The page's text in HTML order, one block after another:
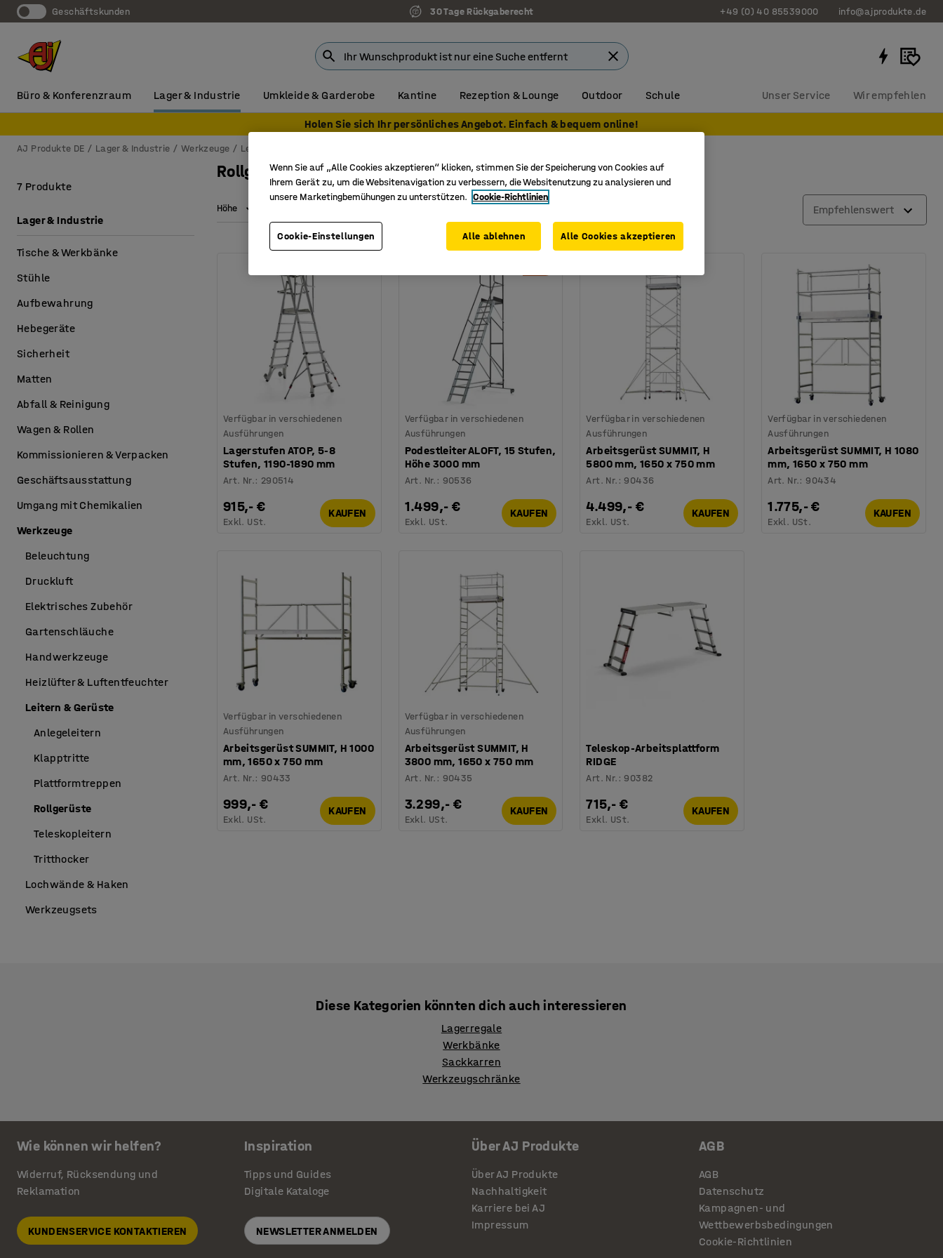
Geschäftskunden 30 Tage Rückgaberecht +49 (0) 40 85539000 info@ajprodukte.de
Büro & Konferenzraum Lager & Industrie Umkleide & Garderobe Kantine Rezeption & Lounge Outdoor Schule Unser Service Wir empfehlen
Holen Sie sich Ihr persönliches Angebot. Einfach & bequem online!
AJ Produkte DE Lager & Industrie Werkzeuge Leitern & Gerüste
Rollgerüste
Höhe Material Empfehlenswert
Verfügbar in verschiedenen
Ausführungen
Lagerstufen ATOP, 5-8
Stufen, 1190-1890 mm
Art. Nr.: 290514
915,- €
Exkl. USt.
KAUFEN
Verfügbar in verschiedenen
Ausführungen
Podestleiter ALOFT, 15 Stufen,
Höhe 3000 mm
Art. Nr. : 90536
1.499,- €
Exkl. USt.
KAUFEN
Verfügbar in verschiedenen
Ausführungen
Arbeitsgerüst SUMMIT, H
5800 mm, 1650 x 750 mm
Art. Nr. : 90436
4.499,- €
Exkl. USt.
KAUFEN
Verfügbar in verschiedenen
Ausführungen
Arbeitsgerüst SUMMIT, H 1080
mm, 1650 x 750 mm
Art. Nr.: 90434
1.775,- €
Exkl. USt.
KAUFEN
Verfügbar in verschiedenen
Ausführungen
Arbeitsgerüst SUMMIT, H 1000
mm, 1650 x 750 mm
Art. Nr.: 90433
999,- €
Exkl. USt.
KAUFEN
Verfügbar in verschiedenen
Ausführungen
Arbeitsgerüst SUMMIT, H
3800 mm, 1650 x 750 mm
Art. Nr. : 90435
3.299,- €
Exkl. USt.
KAUFEN
Teleskop-Arbeitsplattform
RIDGE
Art. Nr. : 90382
715,- €
Exkl. USt.
KAUFEN
7 Produkte
Lager & Industrie
Tische & Werkbänke
Stühle
Aufbewahrung
Hebegeräte
Sicherheit
Matten
Abfall & Reinigung
Wagen & Rollen
Kommissionieren & Verpacken
Geschäftsausstattung
Umgang mit Chemikalien
Werkzeuge
Beleuchtung
Druckluft
Elektrisches Zubehör
Gartenschläuche
Handwerkzeuge
Heizlüfter & Luftentfeuchter
Leitern & Gerüste
Anlegeleitern
Klapptritte
Plattformtreppen
Rollgerüste
Teleskopleitern
Tritthocker
Lochwände & Haken
Werkzeugsets
Diese Kategorien könnten dich auch interessieren
Lagerregale
Werkbänke
Sackkarren
Werkzeugschränke
Wie können wir helfen?
Widerruf, Rücksendung und
Reklamation
KUNDENSERVICE KONTAKTIEREN
Inspiration
Tipps und Guides
Digitale Kataloge
NEWSLETTER ANMELDEN
Über AJ Produkte
Über AJ Produkte
Nachhaltigkeit
Karriere bei AJ
Impressum
AGB
AGB
Datenschutz
Kampagnen- und
Wettbewerbsbedingungen
Cookie-Richtlinien
Wenn Sie auf „Alle Cookies akzeptieren“ klicken, stimmen Sie der Speicherung von Cookies auf
Ihrem Gerät zu, um die Websitenavigation zu verbessern, die Websitenutzung zu analysieren und
unsere Marketingbemühungen zu unterstützen. Cookie-Richtlinien
Cookie-Einstellungen Alle ablehnen Alle Cookies akzeptieren